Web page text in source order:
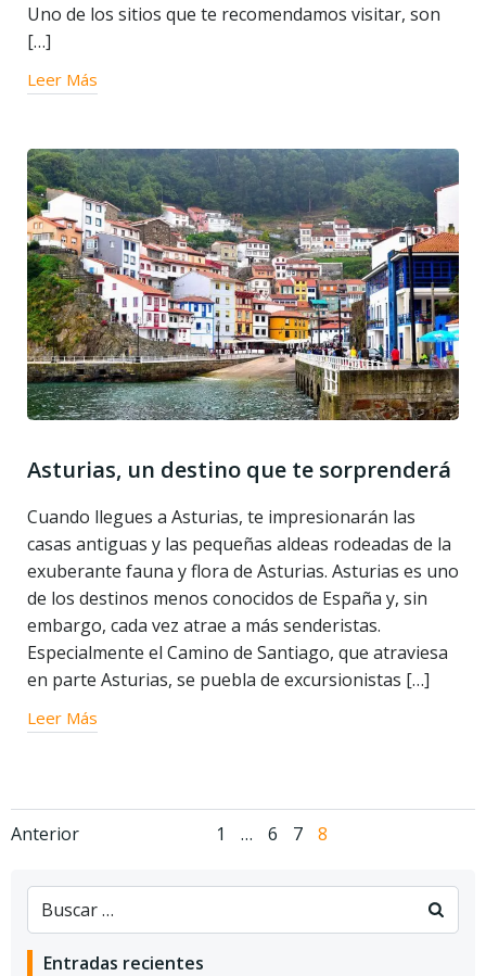
Uno de los sitios que te recomendamos visitar, son
[…]
Leer Más
Asturias, un destino que te sorprenderá
Cuando llegues a Asturias, te impresionarán las
casas antiguas y las pequeñas aldeas rodeadas de la
exuberante fauna y flora de Asturias. Asturias es uno
de los destinos menos conocidos de España y, sin
embargo, cada vez atrae a más senderistas.
Especialmente el Camino de Santiago, que atraviesa
en parte Asturias, se puebla de excursionistas […]
Leer Más
Navegación
de
entradas
Anterior
Navegación
de
entradas
Página
1 … Página
6 Página
7 Página
8
Entradas recientes